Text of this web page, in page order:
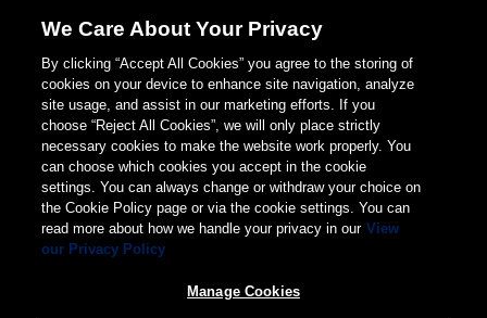
We Care About Your Privacy
By clicking “Accept All Cookies” you agree to the storing of
cookies on your device to enhance site navigation, analyze
site usage, and assist in our marketing efforts. If you
choose “Reject All Cookies”, we will only place strictly
necessary cookies to make the website work properly. You
can choose which cookies you accept in the cookie
settings. You can always change or withdraw your choice on
the Cookie Policy page or via the cookie settings. You can
read more about how we handle your privacy in our View
our Privacy Policy
Manage Cookies